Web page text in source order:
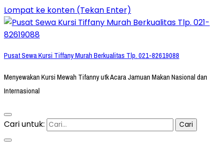
Lompat ke konten (Tekan Enter)
Pusat Sewa Kursi Tiffany Murah Berkualitas Tlp. 021-82619088
Menyewakan Kursi Mewah Tifanny utk Acara Jamuan Makan Nasional dan
Internasional
Cari untuk: